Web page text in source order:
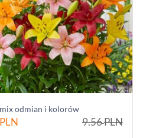
odmian i kolorów
PLN 9.56PLN